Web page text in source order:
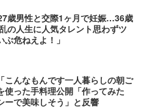
歳男性と交際1ヶ月で妊娠…36歳
の人生に人気タレント思わずツ
ぶ危ねえよ！」
こんなもんです一人暮らしの朝ご
使った手料理公開「作ってみた
ーで美味しそう」と反響